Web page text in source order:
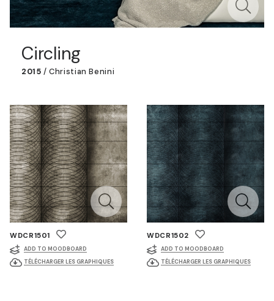
Circling
2015 / Christian Benini
WDCR1501
ADD TO MOODBOARD
TÉLÉCHARGER LES GRAPHIQUES
WDCR1502
ADD TO MOODBOARD
TÉLÉCHARGER LES GRAPHIQUES